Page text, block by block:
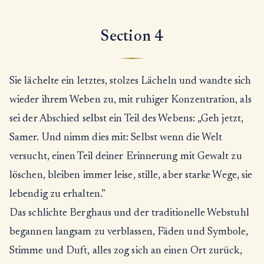
Section 4
Sie lächelte ein letztes, stolzes Lächeln und wandte sich
wieder ihrem Weben zu, mit ruhiger Konzentration, als
sei der Abschied selbst ein Teil des Webens: „Geh jetzt,
Samer. Und nimm dies mit: Selbst wenn die Welt
versucht, einen Teil deiner Erinnerung mit Gewalt zu
löschen, bleiben immer leise, stille, aber starke Wege, sie
lebendig zu erhalten.”
Das schlichte Berghaus und der traditionelle Webstuhl
begannen langsam zu verblassen, Fäden und Symbole,
Stimme und Duft, alles zog sich an einen Ort zurück,